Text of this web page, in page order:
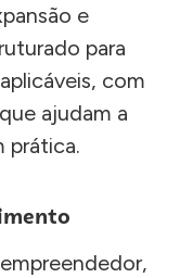
e
para
com
ajudam a
prática.